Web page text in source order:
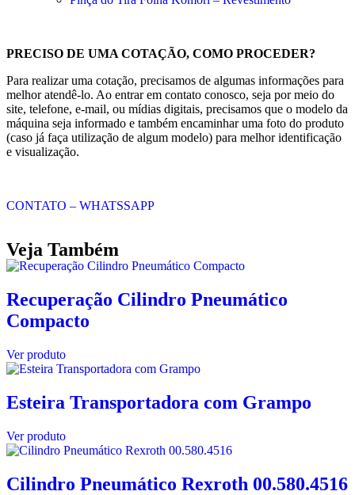
PRECISO DE UMA COTAÇÃO, COMO PROCEDER?
Para realizar uma cotação, precisamos de algumas informações para
melhor atendê-lo. Ao entrar em contato conosco, seja por meio do
site, telefone, e-mail, ou mídias digitais, precisamos que o modelo da
máquina seja informado e também encaminhar uma foto do produto
(caso já faça utilização de algum modelo) para melhor identificação
e visualização.
CONTATO – WHATSSAPP
Veja Também
Recuperação Cilindro Pneumático
Compacto
Ver produto
Esteira Transportadora com Grampo
Ver produto
Cilindro Pneumático Rexroth 00.580.4516